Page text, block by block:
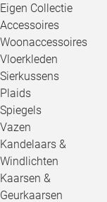
Eigen Collectie
Accessoires
Woonaccessoires
Vloerkleden
Sierkussens
Plaids
Spiegels
Vazen
Kandelaars &
Windlichten
Kaarsen &
Geurkaarsen